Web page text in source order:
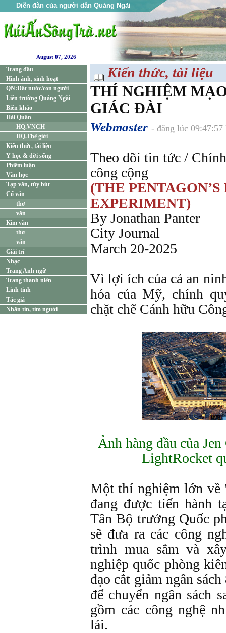
Diễn đàn của người dân Quảng Ngãi
August 07, 2026
Trang đầu
Hình ảnh, sinh hoạt
QN:Đất nước/con người
Liên trường Quảng Ngãi
Biên khảo
Hải Quân
HQ.VNCH
HQ.Thế giới
Kiến thức, tài liệu
Y học & đời sống
Phiếm luận
Văn học
Tạp văn, tùy bút
Cổ văn
thơ
văn
Kim văn
thơ
văn
Giải trí
Nhạc
Trang Anh ngữ
Trang thanh niên
Linh tinh
Tác giả
Nhắn tin, tìm người
Kiến thức, tài liệu
THÍ NGHIỆM
GIÁC ĐÀI
Webmaster - đăng lúc
Theo dõi tin tức /
công cộng
(THE
EXPERIMENT)
By Jonathan Panter
City Journal
March 20-2025
Vì lợi ích của cả an
hóa của Mỹ, chính
chặt chẽ Cánh hữu
Ảnh hàng đầu của
LightRocket
Một thí nghiệm lớn về
đang được tiến hành
Tân Bộ trưởng Quốc
sẽ đưa ra các công
trình mua sắm và
nghiệp quốc phòng
đạo cắt giảm ngân
để chuyển ngân sách
gồm các công nghệ
lái.